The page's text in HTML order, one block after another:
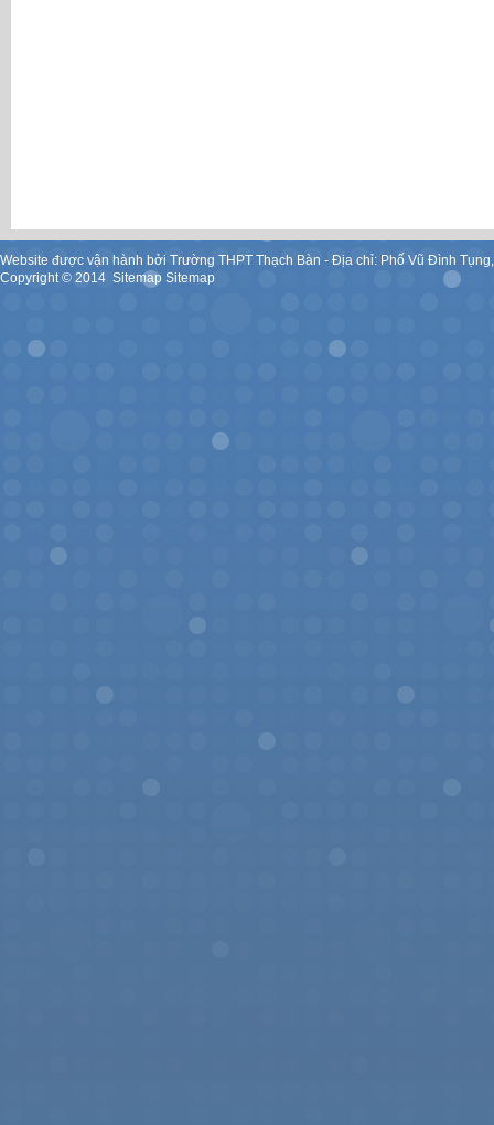
Website được vận hành bởi Trường THPT Thạch Bàn - Địa chỉ: Phố Vũ Đình
Copyright © 2014. Sitemap Sitemap